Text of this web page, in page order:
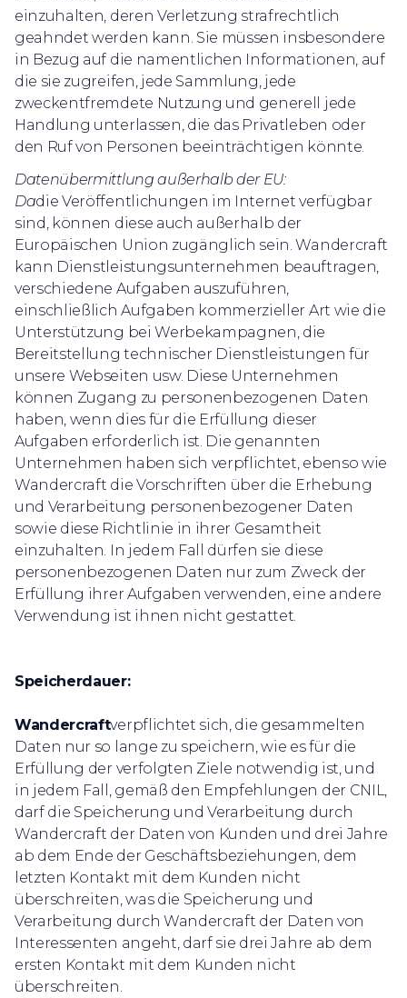
einzuhalten, deren Verletzung strafrechtlich
geahndet werden kann. Sie müssen insbesondere
in Bezug auf die namentlichen Informationen, auf
die sie zugreifen, jede Sammlung, jede
zweckentfremdete Nutzung und generell jede
Handlung unterlassen, die das Privatleben oder
den Ruf von Personen beeinträchtigen könnte.
Datenübermittlung außerhalb der EU:
Dadie Veröffentlichungen im Internet verfügbar
sind, können diese auch außerhalb der
Europäischen Union zugänglich sein. Wandercraft
kann Dienstleistungsunternehmen beauftragen,
verschiedene Aufgaben auszuführen,
einschließlich Aufgaben kommerzieller Art wie die
Unterstützung bei Werbekampagnen, die
Bereitstellung technischer Dienstleistungen für
unsere Webseiten usw. Diese Unternehmen
können Zugang zu personenbezogenen Daten
haben, wenn dies für die Erfüllung dieser
Aufgaben erforderlich ist. Die genannten
Unternehmen haben sich verpflichtet, ebenso wie
Wandercraft die Vorschriften über die Erhebung
und Verarbeitung personenbezogener Daten
sowie diese Richtlinie in ihrer Gesamtheit
einzuhalten. In jedem Fall dürfen sie diese
personenbezogenen Daten nur zum Zweck der
Erfüllung ihrer Aufgaben verwenden, eine andere
Verwendung ist ihnen nicht gestattet.
Speicherdauer:
Wandercraftverpflichtet sich, die gesammelten
Daten nur so lange zu speichern, wie es für die
Erfüllung der verfolgten Ziele notwendig ist, und
in jedem Fall, gemäß den Empfehlungen der CNIL,
darf die Speicherung und Verarbeitung durch
Wandercraft der Daten von Kunden und drei Jahre
ab dem Ende der Geschäftsbeziehungen, dem
letzten Kontakt mit dem Kunden nicht
überschreiten, was die Speicherung und
Verarbeitung durch Wandercraft der Daten von
Interessenten angeht, darf sie drei Jahre ab dem
ersten Kontakt mit dem Kunden nicht
überschreiten.